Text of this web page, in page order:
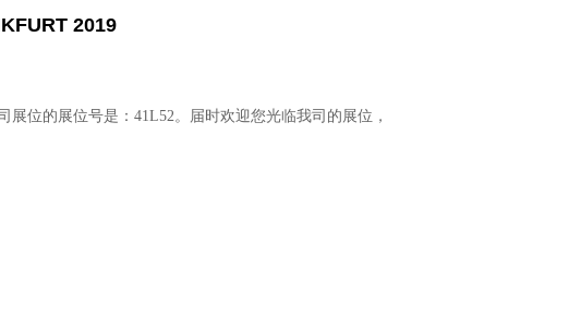
2019
展位的展位号是： 41L52。届时欢迎您光临我司的展位，